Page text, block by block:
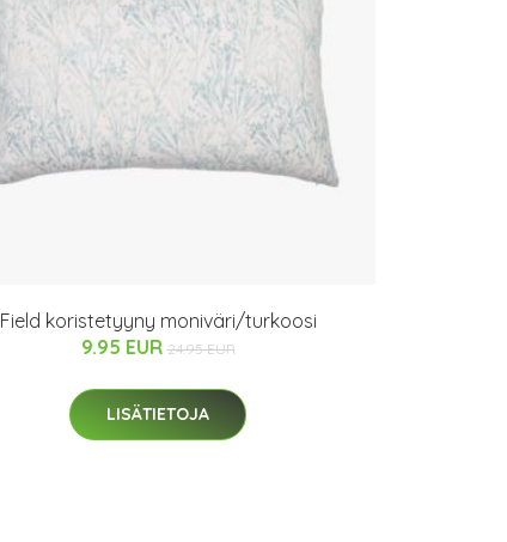
Field koristetyyny moniväri/turkoosi
9.95 EUR 24.95 EUR
LISÄTIETOJA